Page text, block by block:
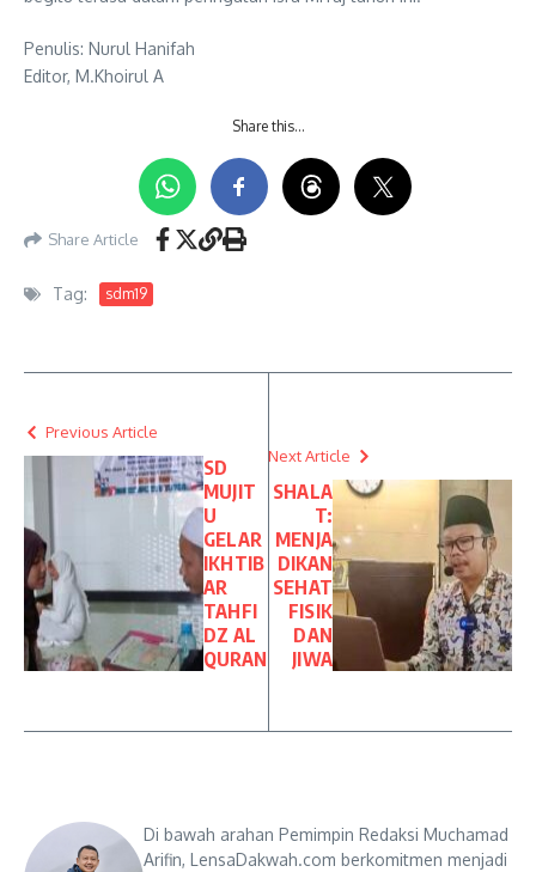
Penulis: Nurul Hanifah
Editor, M.Khoirul A
Share this…
Share Article
Tag: sdm19
Previous Article
SD
MUJIT
U
GELAR
IKHTIB
AR
TAHFI
DZ AL
QURAN
Next Article
SHALA
T:
MENJA
DIKAN
SEHAT
FISIK
DAN
JIWA
Di bawah arahan Pemimpin Redaksi Muchamad
Arifin, LensaDakwah.com berkomitmen menjadi